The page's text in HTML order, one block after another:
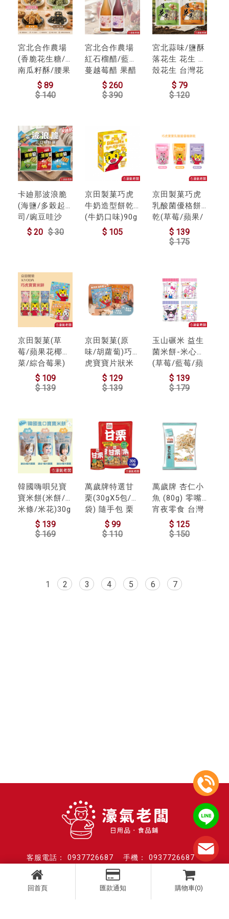
宮北合作農場
(香脆花生糖/
南瓜籽酥/腰果
酥/杏仁黑芝麻
酥)零食 下午茶
酥糖【濠氣老
闆】
$ 89
$ 140
宮北合作農場
紅石榴醋/藍莓
蔓越莓醋 果醋
水果醋 苺果醋
下午茶 台灣製
$ 260
$ 390
宮北蒜味/鹽酥
落花生 花生 帶
殼花生 台灣花
生 雲林花生 點
心 零食 餅乾零
$ 79
$ 120
卡廸那波浪脆
(海鹽/多榖起
司/豌豆哇沙
米)33g 零食 素
餅乾
$ 20 $ 30
京田製菓巧虎
牛奶造型餅乾
(牛奶口味)90g
寶寶零食 寶寶
$ 105
京田製菓巧虎
乳酸菌優格餅
乾(草莓/蘋果/
藍莓)20-26g
寶寶零食 寶寶
$ 139
$ 175
京田製菓(草
莓/蘋果花椰
菜/綜合莓果)
巧虎寶寶 小花
狀米餅 巧虎餅
$ 109
$ 139
京田製菓(原
味/胡蘿蔔)巧
虎寶寶片狀米
餅 巧虎餅乾 寶
寶零食 寶寶餅
$ 129
$ 139
玉山碾米 益生
菌米餅-米心星
(草莓/藍莓/蘋
果/香蕉)(35G)
三麗鷗聯名 寶
$ 139
$ 179
韓國嗨唄兒寶
寶米餅(米餅/
米條/米花)30g
嬰兒米餅 韓國
米餅 嬰兒副食
$ 139
$ 169
萬歲牌特選甘
栗(30gX5包/
袋) 隨手包 栗
子 零食 零售零
食 低脂零食 栗
$ 99
$ 110
萬歲牌 杏仁小
魚 (80g) 零嘴
宵夜零食 台灣
零食 追劇零食
$ 125
$ 150
1 2 3 4 5 6 7
回首頁 匯款通知 購物車(0)
0937726687
0937726687
週一至週五 9:00-18:00
twfoody2020@gmail.com
台中市西區台灣大道二段285號4樓之2